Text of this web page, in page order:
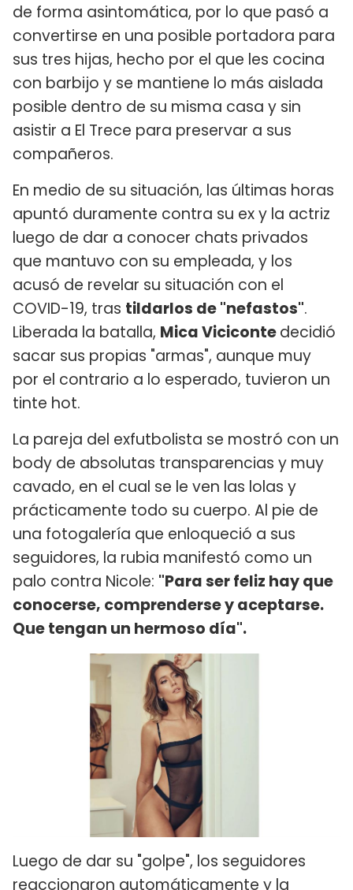
de forma asintomática, por lo que pasó a
convertirse en una posible portadora para
sus tres hijas, hecho por el que les cocina
con barbijo y se mantiene lo más aislada
posible dentro de su misma casa y sin
asistir a El Trece para preservar a sus
compañeros.
En medio de su situación, las últimas horas
apuntó duramente contra su ex y la actriz
luego de dar a conocer chats privados
que mantuvo con su empleada, y los
acusó de revelar su situación con el
COVID-19, tras tildarlos de "nefastos".
Liberada la batalla, Mica Vicicontedecidió
sacar sus propias "armas", aunque muy
por el contrario a lo esperado, tuvieron un
tinte hot.
La pareja del exfutbolista se mostró con un
body de absolutas transparencias y muy
cavado, en el cual se le ven las lolas y
prácticamente todo su cuerpo. Al pie de
una fotogalería que enloqueció a sus
seguidores, la rubia manifestó como un
palo contra Nicole: "Para ser feliz hay que
conocerse, comprenderse y aceptarse.
Que tengan un hermoso día".
Luego de dar su "golpe", los seguidores
reaccionaron automáticamente y la